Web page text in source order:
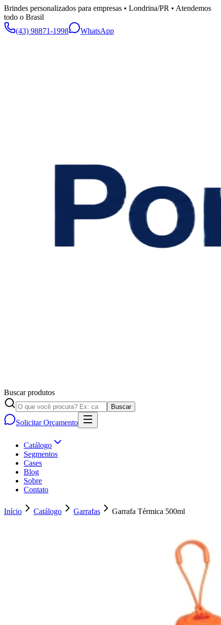
Brindes personalizados para empresas • Londrina/PR • Atendemos
todo o Brasil
(43) 98871-1998
WhatsApp
Buscar produtos
Buscar
Solicitar Orçamento
Catálogo
Segmentos
Cases
Blog
Sobre
Contato
Início Catálogo Garrafas Garrafa Térmica 500ml